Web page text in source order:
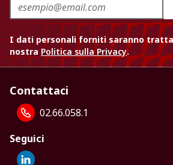
I dati personali forniti saranno
nostra Politica sulla Privacy.
Contattaci
02.66.058.1
Seguici